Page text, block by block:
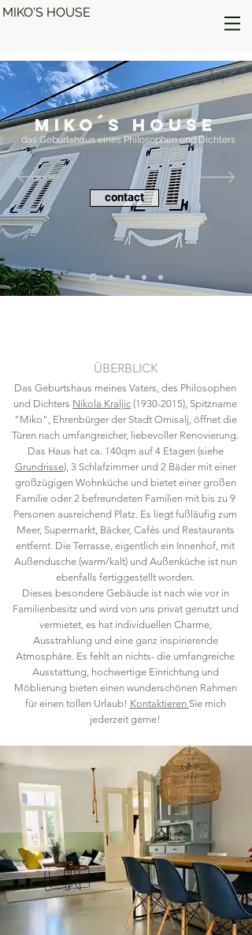
MIKO'S HOUSE
MIKO´S HOUSE
das Geburtshaus eines Philosophen und Dichters
contact
ÜBERBLICK
Das Geburtshaus meines Vaters, des Philosophen
und Dichters Nikola Kraljic (1930-2015), Spitzname
"Miko", Ehrenbürger der Stadt Omisalj, öffnet die
Türen nach umfangreicher, liebevoller Renovierung.
Das Haus hat ca. 140qm auf 4 Etagen (siehe
Grundrisse), 3 Schlafzimmer und 2 Bäder mit einer
großzügigen Wohnküche und bietet einer großen
Familie oder 2 befreundeten Familien mit bis zu 9
Personen ausreichend Platz. Es liegt fußläufig zum
Meer, Supermarkt, Bäcker, Cafés und Restaurants
entfernt. Die Terrasse, eigentlich ein Innenhof, mit
Außendusche (warm/kalt) und Außenküche ist nun
ebenfalls fertiggestellt worden.
Dieses besondere Gebäude ist nach wie vor in
Familienbesitz und wird von uns privat genutzt und
vermietet, es hat individuellen Charme,
Ausstrahlung und eine ganz inspirierende
Atmosphäre. Es fehlt an nichts- die umfangreiche
Ausstattung, hochwertige Einrichtung und
Möblierung bieten einen wunderschönen Rahmen
für einen tollen Urlaub! Kontaktieren Sie mich
jederzeit gerne!